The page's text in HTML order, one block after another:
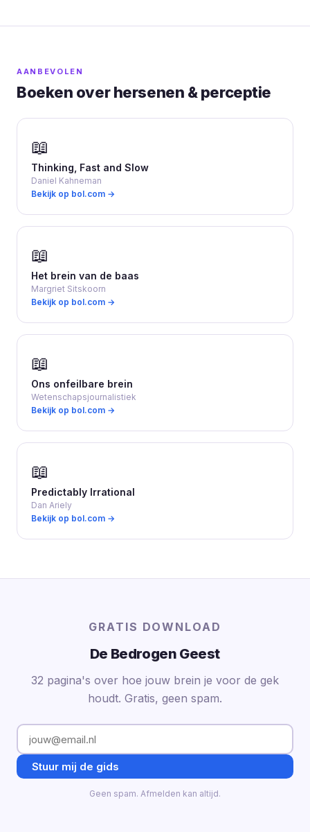
AANBEVOLEN
Boeken over hersenen & perceptie
📖
Thinking, Fast and Slow
Daniel Kahneman
Bekijk op bol.com →
📖
Het brein van de baas
Margriet Sitskoorn
Bekijk op bol.com →
📖
Ons onfeilbare brein
Wetenschapsjournalistiek
Bekijk op bol.com →
📖
Predictably Irrational
Dan Ariely
Bekijk op bol.com →
GRATIS DOWNLOAD
De Bedrogen Geest
32 pagina's over hoe jouw brein je voor de gek
houdt. Gratis, geen spam.
Stuur mij de gids
Geen spam. Afmelden kan altijd.